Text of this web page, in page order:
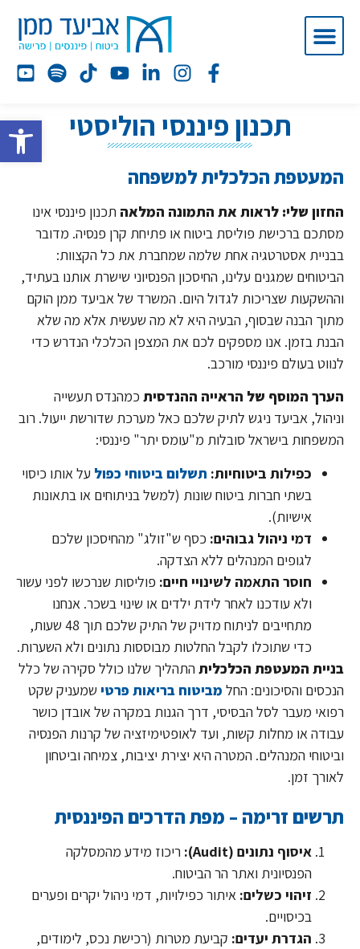
פתח תכנון פיננסי הוליסטי
המעטפת הכלכלית למשפחה
החזון שלי: לראות את התמונה המלאה תכנון פיננסי אינו
מסתכם ברכישת פוליסת ביטוח או פתיחת קרן פנסיה. מדובר
בבניית אסטרטגיה אחת שלמה שמחברת את כל הקצוות:
הביטוחים שמגנים עלינו, החיסכון הפנסיוני שישרת אותנו בעתיד,
וההשקעות שצריכות לגדול היום. המשרד של אביעד ממן הוקם
מתוך הבנה שבסוף, הבעיה היא לא מה שעשית אלא מה שלא
הבנת בזמן. אנו מספקים לכם את המצפן הכלכלי הנדרש כדי
לנווט בעולם פיננסי מורכב.
הערך המוסף של הראייה ההנדסית כמהנדס תעשייה
וניהול, אביעד ניגש לתיק שלכם כאל מערכת שדורשת ייעול. רוב
המשפחות בישראל סובלות מ"עומס יתר" פיננסי:
כפילות ביטוחיות: תשלום ביטוחי כפול על אותו כיסוי
בשתי חברות ביטוח שונות (למשל בניתוחים או בתאונות
אישיות).
דמי ניהול גבוהים: כסף ש"זולג" מהחיסכון שלכם
לגופים המנהלים ללא הצדקה.
חוסר התאמה לשינויי חיים: פוליסות שנרכשו לפני עשור
ולא עודכנו לאחר לידת ילדים או שינוי בשכר. אנחנו
מתחייבים לניתוח מדויק של התיק שלכם תוך 48 שעות,
כדי שתוכלו לקבל החלטות מבוססות נתונים ולא השערות.
בניית המעטפת הכלכליתהתהליך שלנו כולל סקירה של כלל
הנכסים והסיכונים: החל מביטוח בריאות פרטי שמעניק שקט
רפואי מעבר לסל הבסיסי, דרך הגנות במקרה של אובדן כושר
עבודה או מחלות קשות, ועד לאופטימיזציה של קרנות הפנסיה
וביטוחי המנהלים. המטרה היא יצירת יציבות, צמיחה וביטחון
לאורך זמן.
תרשים זרימה – מפת הדרכים הפיננסית
איסוף נתונים (Audit):
ריכוז מידע מהמסלקה
הפנסיונית ואתר הר הביטוח.
זיהוי כשלים: איתור כפילויות, דמי ניהול יקרים ופערים
בכיסויים.
הגדרת יעדים: קביעת מטרות (רכישת נכס, לימודים,